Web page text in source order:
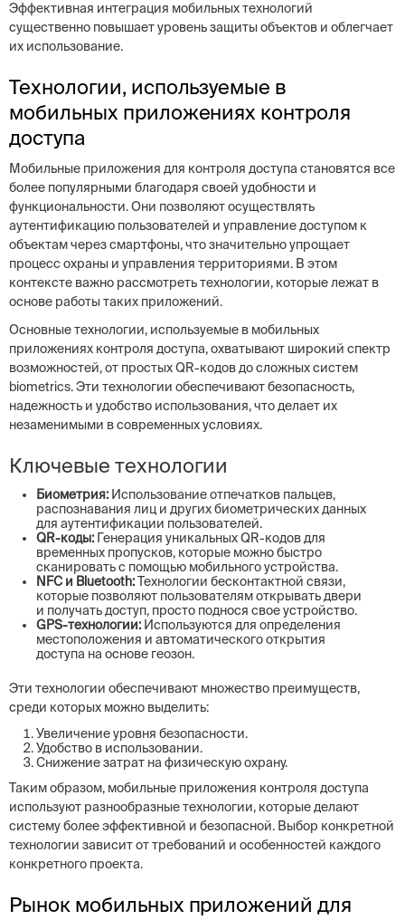
Эффективная интеграция мобильных технологий
существенно повышает уровень защиты объектов и облегчает
их использование.
Технологии, используемые в
мобильных приложениях контроля
доступа
Мобильные приложения для контроля доступа становятся все
более популярными благодаря своей удобности и
функциональности. Они позволяют осуществлять
аутентификацию пользователей и управление доступом к
объектам через смартфоны, что значительно упрощает
процесс охраны и управления территориями. В этом
контексте важно рассмотреть технологии, которые лежат в
основе работы таких приложений.
Основные технологии, используемые в мобильных
приложениях контроля доступа, охватывают широкий спектр
возможностей, от простых QR-кодов до сложных систем
biometrics. Эти технологии обеспечивают безопасность,
надежность и удобство использования, что делает их
незаменимыми в современных условиях.
Ключевые технологии
Биометрия: Использование отпечатков пальцев,
распознавания лиц и других биометрических данных
для аутентификации пользователей.
QR-коды: Генерация уникальных QR-кодов для
временных пропусков, которые можно быстро
сканировать с помощью мобильного устройства.
NFC и Bluetooth:Технологии бесконтактной связи,
которые позволяют пользователям открывать двери
и получать доступ, просто поднося свое устройство.
GPS-технологии: Используются для определения
местоположения и автоматического открытия
доступа на основе геозон.
Эти технологии обеспечивают множество преимуществ,
среди которых можно выделить:
Увеличение уровня безопасности.
Удобство в использовании.
Снижение затрат на физическую охрану.
Таким образом, мобильные приложения контроля доступа
используют разнообразные технологии, которые делают
систему более эффективной и безопасной. Выбор конкретной
технологии зависит от требований и особенностей каждого
конкретного проекта.
Рынок мобильных приложений для